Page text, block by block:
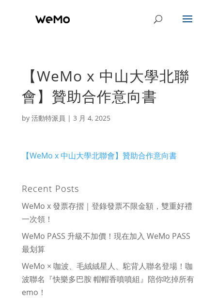
【WeMo x 中山大學北聯
會】贊助合作意向書
by 活動特派員 | 3 月 4, 2025
【WeMo x 中山大學北聯會】贊助合作意向書
Recent Posts
WeMo x 發票存摺｜登錄發票不限金額，雙重好禮
一次領！
WeMo PASS 升級不加價！現在加入 WeMo PASS
最划算
WeMo × 咖波、毛絨絨星人、駝背人聯名登場！咖
波聯名『快樂多巴胺 帽帽香噴噴組』陪你吃掉所有
emo！